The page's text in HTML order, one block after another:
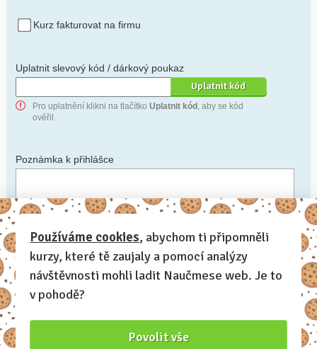
Kurz fakturovat na firmu
Uplatnit slevový kód / dárkový poukaz
Pro uplatnění klikni na tlačítko Uplatnit kód , aby se kód
ověřil.
Poznámka k přihlášce
Chceš-li se na cokoli zeptat, nebo ke své přihlášce poznamenat.
Anonymní profil – odesláním přihlášky se automaticky
vytvoří tvůj profil na Naučmese. Zatrhni tuto volbu a profil
bude skrytý.
Chci dostávat Naučmese newsletter
Používáme cookies, abychom ti připomněli
kurzy, které tě zaujaly a pomocí analýzy
návštěvnosti mohli ladit Naučmese web. Je to
v pohodě?
Povolit vše